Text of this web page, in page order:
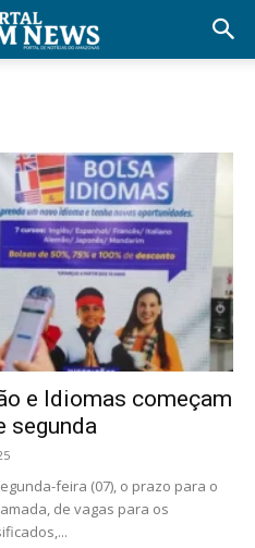
e Idiomas começam
segunda
feira (07), o prazo para o
de vagas para os